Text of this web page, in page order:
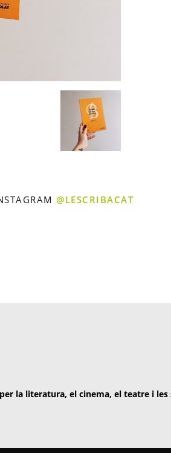
@LESCRIBACAT
la literatura, el cinema, el teatre i les